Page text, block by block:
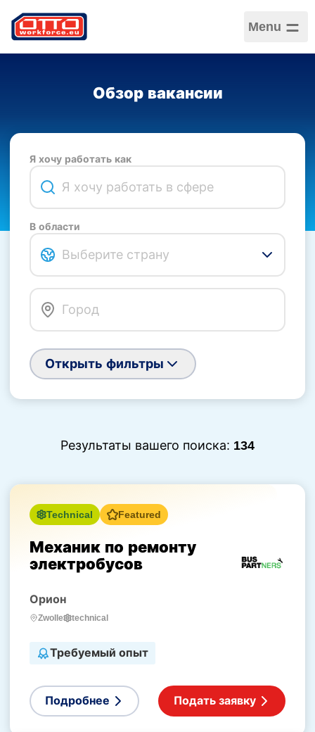
Menu
Обзор вакансии
Я хочу работать как
В области
Выберите страну
Открыть фильтры
Результаты вашего поиска: 134
Technical Featured
Механик по ремонту
электробусов
Орион
Zwolle technical
Требуемый опыт
Подробнее Подать заявку